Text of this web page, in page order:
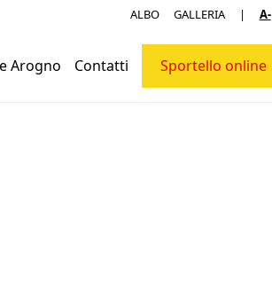
ALBO GALLERIA | A-
Arogno Contatti Sportello online